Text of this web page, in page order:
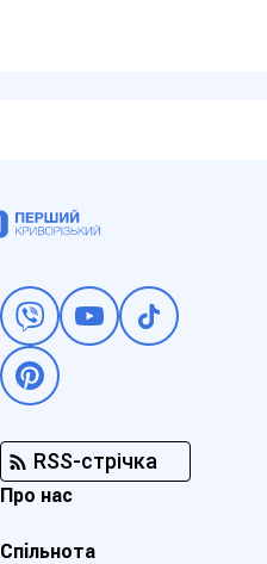
RSS-стрічка
Про нас
Спільнота